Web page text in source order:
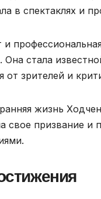
в спектаклях и
и
Она стала
от зрителей и
жизнь
свое призвание и